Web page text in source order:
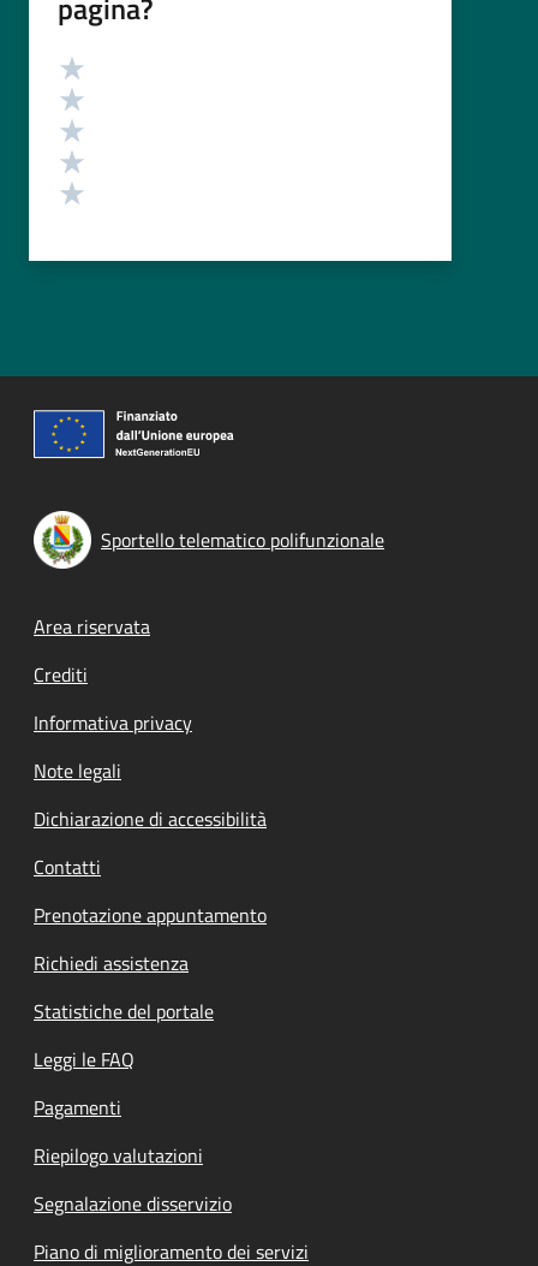
Valutazione
Sportello telematico polifunzionale
Footer menu
Area riservata
Crediti
Informativa privacy
Note legali
Dichiarazione di accessibilità
Contatti
Prenotazione appuntamento
Richiedi assistenza
Statistiche del portale
Leggi le FAQ
Pagamenti
Riepilogo valutazioni
Segnalazione disservizio
Piano di miglioramento dei servizi